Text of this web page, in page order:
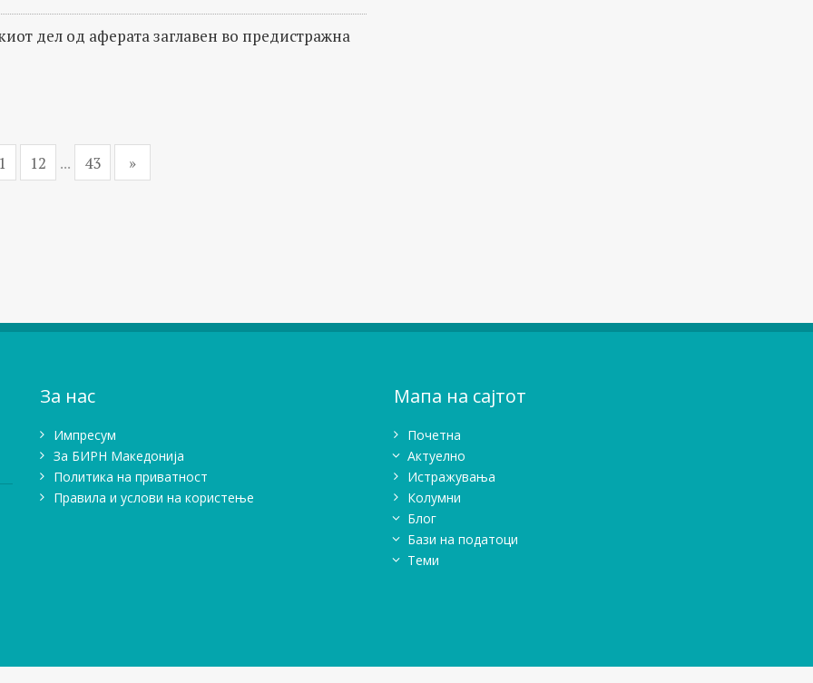
дел од аферата заглавен во предистражна
12 ... 43 »
За нас
Импресум
Зa БИРН Македонија
Политика на приватност
Правила и услови на користење
Мапа на сајтот
Почетна
Актуелно
Истражувањa
Колумни
Блог
Бази на податоци
Теми